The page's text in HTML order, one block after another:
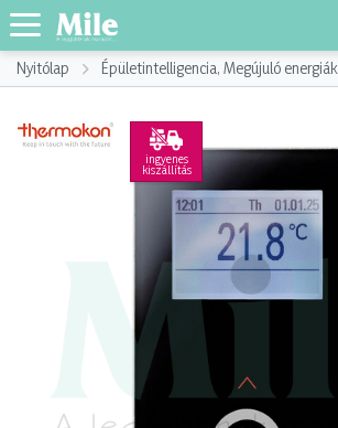
Nyitólap Épületintelligencia, Megújuló energiák
ingyenes
kiszállítás